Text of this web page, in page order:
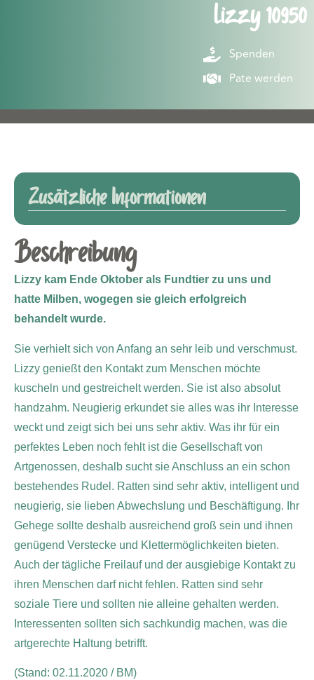
Lizzy 10950
Spenden
Pate werden
Zusätzliche Informationen
Beschreibung
Lizzy kam Ende Oktober als Fundtier zu uns und
hatte Milben, wogegen sie gleich erfolgreich
behandelt wurde.
Sie verhielt sich von Anfang an sehr leib und verschmust.
Lizzy genießt den Kontakt zum Menschen möchte
kuscheln und gestreichelt werden. Sie ist also absolut
handzahm. Neugierig erkundet sie alles was ihr Interesse
weckt und zeigt sich bei uns sehr aktiv. Was ihr für ein
perfektes Leben noch fehlt ist die Gesellschaft von
Artgenossen, deshalb sucht sie Anschluss an ein schon
bestehendes Rudel. Ratten sind sehr aktiv, intelligent und
neugierig, sie lieben Abwechslung und Beschäftigung. Ihr
Gehege sollte deshalb ausreichend groß sein und ihnen
genügend Verstecke und Klettermöglichkeiten bieten.
Auch der tägliche Freilauf und der ausgiebige Kontakt zu
ihren Menschen darf nicht fehlen. Ratten sind sehr
soziale Tiere und sollten nie alleine gehalten werden.
Interessenten sollten sich sachkundig machen, was die
artgerechte Haltung betrifft.
(Stand: 02.11.2020 / BM)